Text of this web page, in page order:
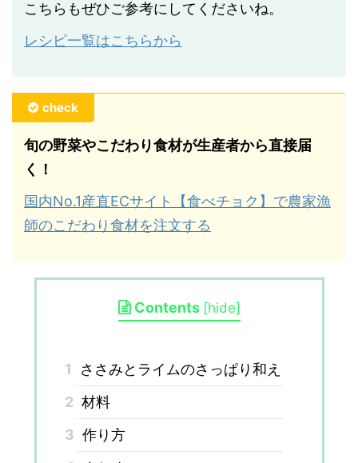
こちらもぜひご参考にしてくださいね。
レシピ一覧はこちらから
check
旬の野菜やこだわり食材が生産者から直接届
く！
国内No.1産直ECサイト【食べチョク】で農家漁
師のこだわり食材を注文する
Contents [hide]
1
ささみとライムのさっぱり和え
2 材料
3 作り方